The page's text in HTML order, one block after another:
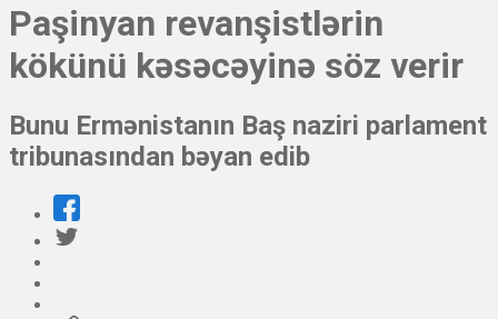
Paşinyan revanşistlərin
kökünü kəsəcəyinə söz verir
Bunu Ermənistanın Baş naziri parlament
tribunasından bəyan edib